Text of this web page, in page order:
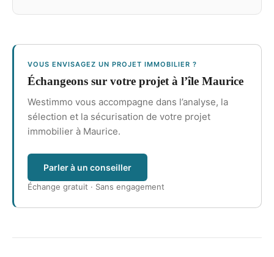
VOUS ENVISAGEZ UN PROJET IMMOBILIER ?
Échangeons sur votre projet à l’île Maurice
Westimmo vous accompagne dans l’analyse, la
sélection et la sécurisation de votre projet
immobilier à Maurice.
Parler à un conseiller
Échange gratuit · Sans engagement